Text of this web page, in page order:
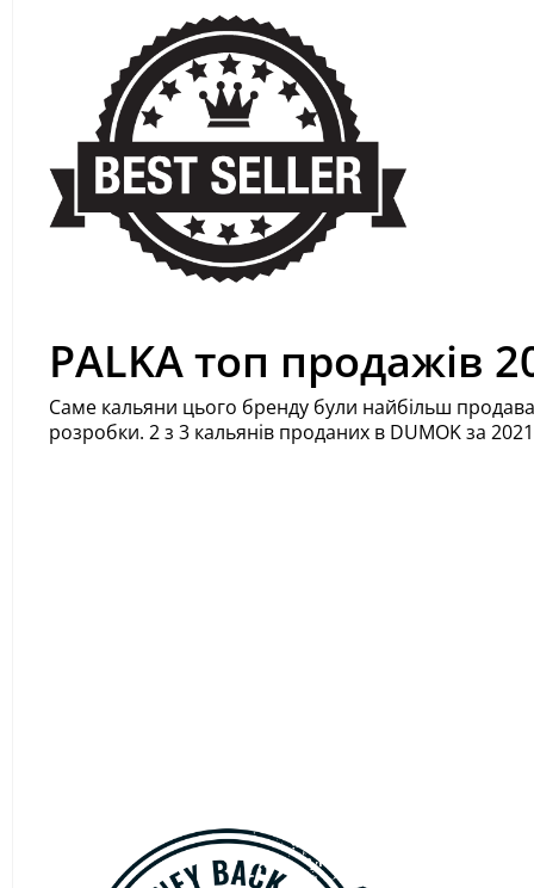
PALKA топ продажів
Саме кальяни цього бренду були найбільш
розробки. 2 з 3 кальянів проданих в DUMOK за